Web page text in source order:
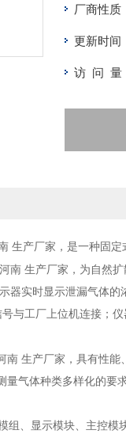
厂商性质
更新时间
访 问 量
生产厂家， 是一种固定
南 生产厂家， 为自然
器实时显示泄漏气体
与工厂上位机连接；
南 生产厂家， 具有性能
气体种类多样化的
、显示模块、主控模